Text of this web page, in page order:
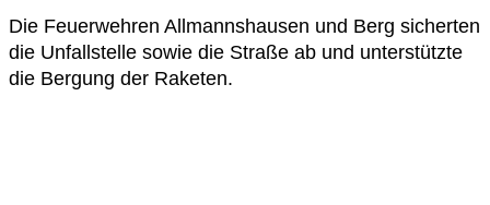
Die Feuerwehren Allmannshausen und Berg sicherten
die Unfallstelle sowie die Straße ab und unterstützte
die Bergung der Raketen.